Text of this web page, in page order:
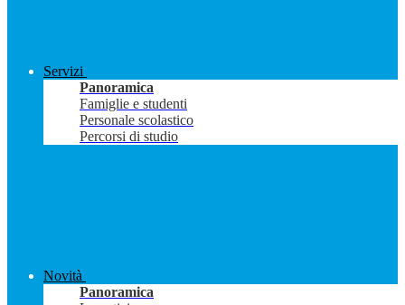
Servizi
Panoramica
Famiglie e studenti
Personale scolastico
Percorsi di studio
Novità
Panoramica